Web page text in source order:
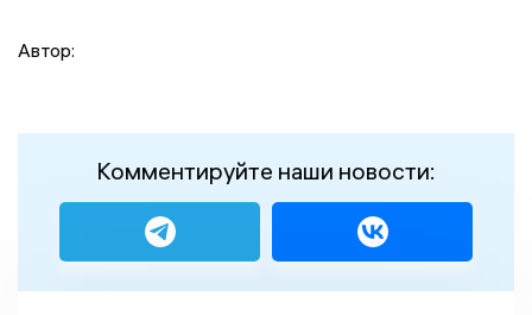
Автор:
Комментируйте наши новости: